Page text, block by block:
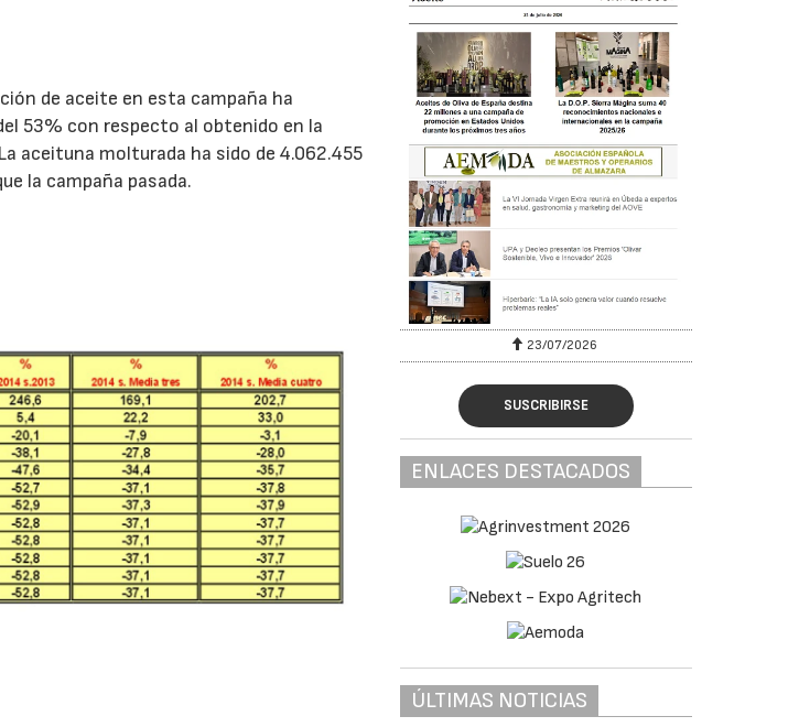
de aceite en esta campaña ha
53% con respecto al obtenido en la
aceituna molturada ha sido de 4.062.455
la campaña pasada.
23/07/2026
SUSCRIBIRSE
ENLACES DESTACADOS
ÚLTIMAS NOTICIAS